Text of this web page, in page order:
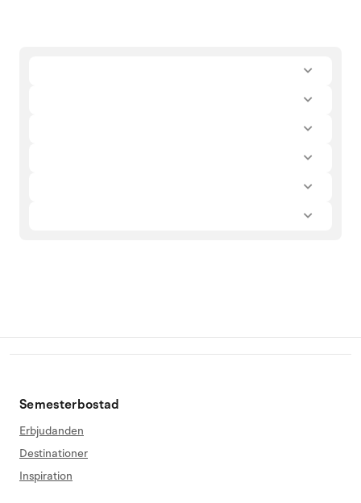
Semesterbostad
Erbjudanden
Destinationer
Inspiration